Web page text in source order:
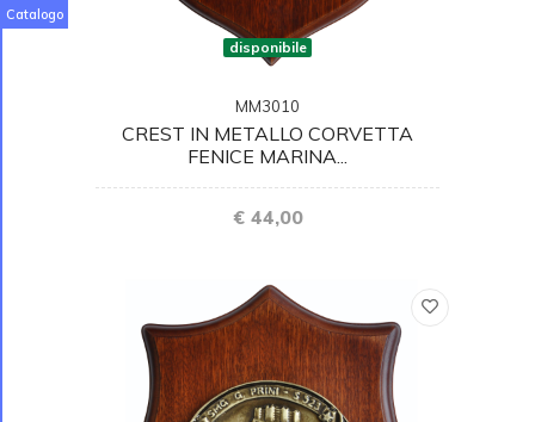
Catalogo
disponibile
MM3010
CREST IN METALLO CORVETTA
FENICE MARINA...
€ 44,00